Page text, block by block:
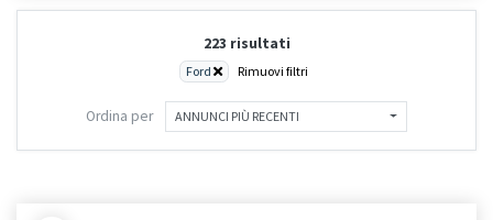
223 risultati
Ford Rimuovi filtri
Ordina per ANNUNCI PIÙ RECENTI